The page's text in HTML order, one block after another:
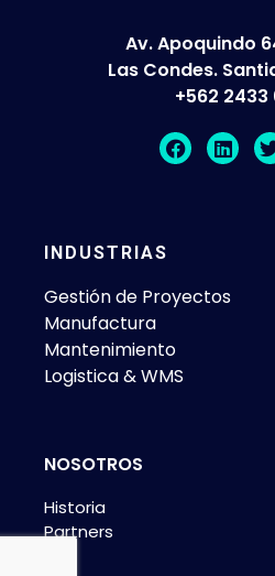
Av. Apoquindo
Las Condes.
+562 2433
INDUSTRIAS
Gestión de Proyectos
Manufactura
Mantenimiento
Logistica & WMS
NOSOTROS
Historia
Partners